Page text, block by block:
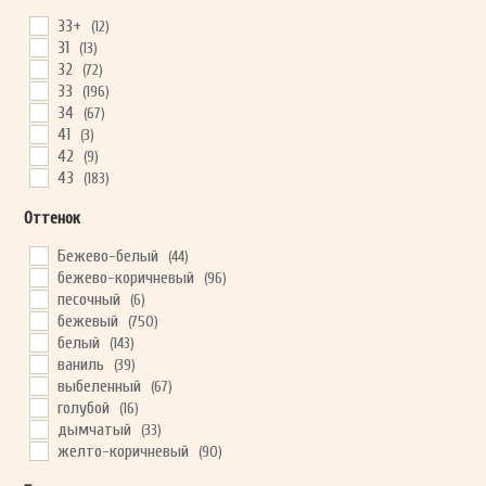
Ваши данные не будут переданы третьим лицам
33+
(12)
31 (13)
32 (72)
33 (196)
34 (67)
41 (3)
42 (9)
43 (183)
Оттенок
Бежево-белый
(44)
бежево-коричневый (96)
песочный (6)
бежевый (750)
белый (143)
ваниль (39)
выбеленный (67)
голубой (16)
дымчатый (33)
желто-коричневый (90)